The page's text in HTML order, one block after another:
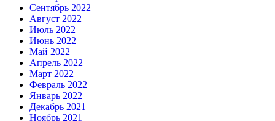
Сентябрь 2022
Август 2022
Июль 2022
Июнь 2022
Май 2022
Апрель 2022
Март 2022
Февраль 2022
Январь 2022
Декабрь 2021
Ноябрь 2021